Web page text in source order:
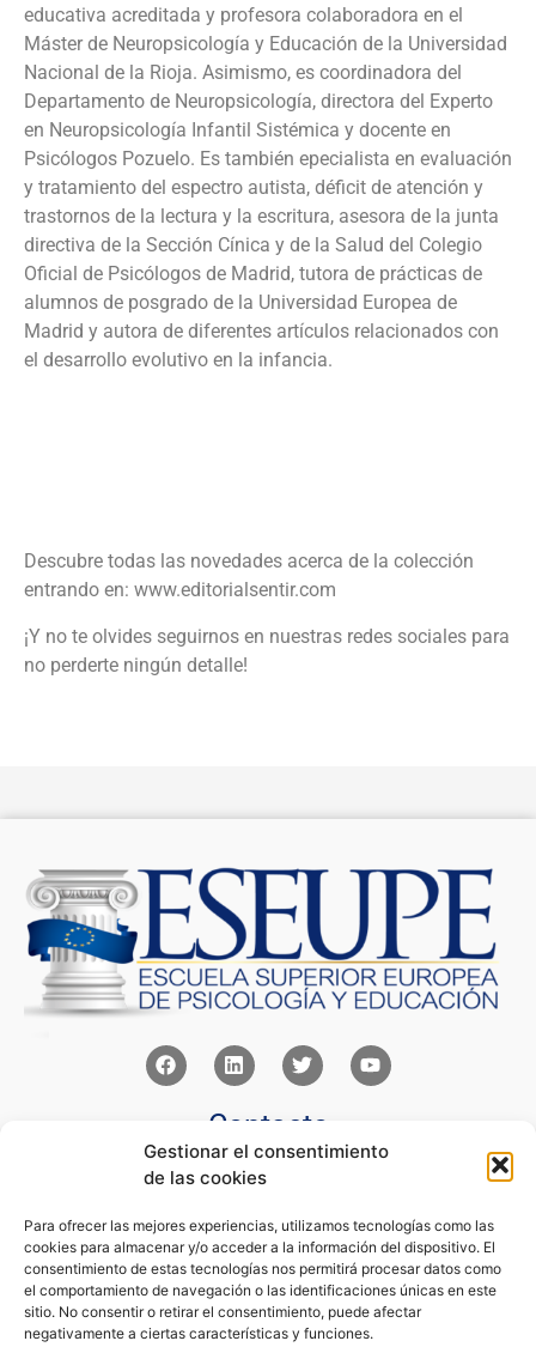
Gestionar el consentimiento
de las cookies
Para ofrecer las mejores experiencias, utilizamos tecnologías como las
cookies para almacenar y/o acceder a la información del dispositivo. El
consentimiento de estas tecnologías nos permitirá procesar datos como
el comportamiento de navegación o las identificaciones únicas en este
sitio. No consentir o retirar el consentimiento, puede afectar
negativamente a ciertas características y funciones.
educativa acreditada y profesora colaboradora en el
Máster de Neuropsicología y Educación de la Universidad
Nacional de la Rioja. Asimismo, es coordinadora del
Departamento de Neuropsicología, directora del Experto
en Neuropsicología Infantil Sistémica y docente en
Psicólogos Pozuelo. Es también epecialista en evaluación
y tratamiento del espectro autista, déficit de atención y
trastornos de la lectura y la escritura, asesora de la junta
directiva de la Sección Cínica y de la Salud del Colegio
Oficial de Psicólogos de Madrid, tutora de prácticas de
alumnos de posgrado de la Universidad Europea de
Madrid y autora de diferentes artículos relacionados con
el desarrollo evolutivo en la infancia.
Descubre todas las novedades acerca de la colección
entrando en: www.editorialsentir.com
¡Y no te olvides seguirnos en nuestras redes sociales para
no perderte ningún detalle!
Contacto
Av Juan XXIII 15b Pozuelo de Alarcón – Madrid
+34 91 352 77 28
Links
Norlan Digital Marketing Para Psicólogos
Psicólogos Pozuelo